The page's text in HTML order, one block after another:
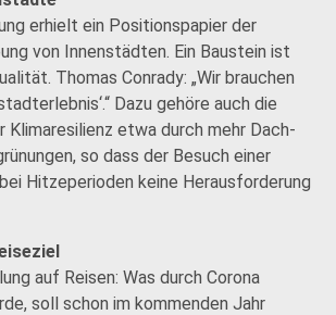
erhielt ein Positionspapier der
von Innenstädten. Ein Baustein ist
Thomas Conrady: „Wir brauchen
Dazu gehöre auch die
Klimaresilienz etwa durch mehr Dach-
so dass der Besuch einer
Hitzeperioden keine Herausforderung
auf Reisen: Was durch Corona
soll schon im kommenden Jahr